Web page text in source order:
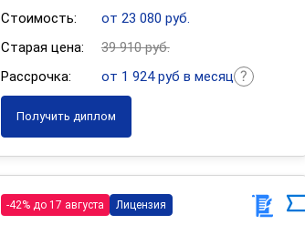
Стоимость:
от 23 080 руб.
Старая цена:
39 910 руб.
Рассрочка:
от 1 924 руб в месяц
Получить диплом
-42% до 17 августа Лицензия